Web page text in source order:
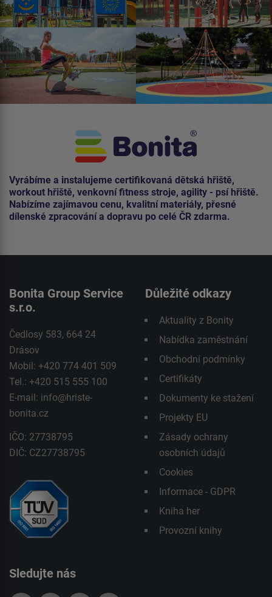
Vyrábíme a instalujeme certifikovaná dětská hřiště,
workout hřiště, venkovní fitness stroje, agility - psí hřiště.
Nabízíme zajímavou cenu, kvalitní materiály, přesné
dílenské zpracování a dopravu po celé ČR zdarma.
Bonita Group Service
s.r.o.
Čedlosy 583, 664 24
Drásov
Mobil: +420 774 401 509
Tel.: +420 515 555 100
E-mail: info@hriste-
bonita.cz
IČO: 27738795
DIČ: CZ27738795
Důležité odkazy
Aktuality z Bonity
Nabídka zaměstnání
Obchodní podmínky
Certifikáty
Dokumenty ke stažení
Projekty EU
Zásady ochrany
osobních údajů
Cookies
Informace - GDPR
Kniha her
Provozní knihy
Sledujte nás